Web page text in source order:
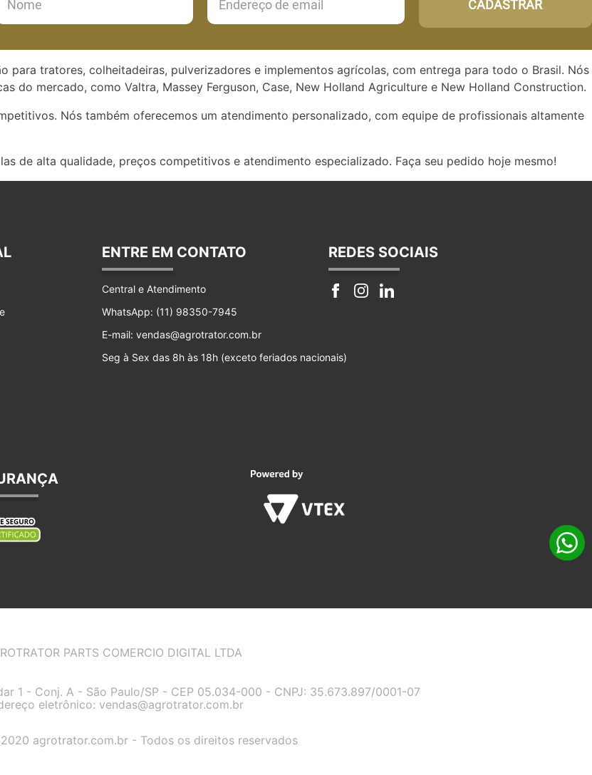
CADASTRAR
para tratores, colheitadeiras, pulverizadores e implementos agrícolas, com entrega para todo o Brasil. Nós
do mercado, como Valtra, Massey Ferguson, Case, New Holland Agriculture e New Holland Construction.
Nós também oferecemos um atendimento personalizado, com equipe de profissionais altamente
de alta qualidade, preços competitivos e atendimento especializado. Faça seu pedido hoje mesmo!
ENTRE EM CONTATO
Central e Atendimento
WhatsApp: (11) 98350-7945
E-mail: vendas@agrotrator.com.br
Seg à Sex das 8h às 18h (exceto feriados nacionais)
REDES SOCIAIS
PARTS COMERCIO DIGITAL LTDA
1 - Conj. A - São Paulo/SP - CEP 05.034-000 - CNPJ: 35.673.897/0001-07
eletrônico: vendas@agrotrator.com.br
agrotrator.com.br - Todos os direitos reservados